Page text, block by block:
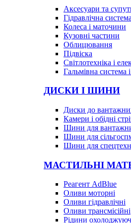
Аксесуари та
Гідравлічна система
Колеса і маточини
Кузовні частини
Облицювання
Підвіска
Світлотехніка і
Гальмівна система
ДИСКИ І ШИНИ
Диски до
Камери і обідні
Шини для
Шини для
Шини для
МАСТИЛЬНІ
Реагент AdBlue
Оливи моторні
Оливи гідравлічні
Оливи трансмісійні
Рідини